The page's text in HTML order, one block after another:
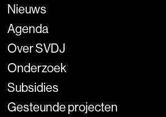
Nieuws
Agenda
Over SVDJ
Onderzoek
Subsidies
Gesteunde projecten